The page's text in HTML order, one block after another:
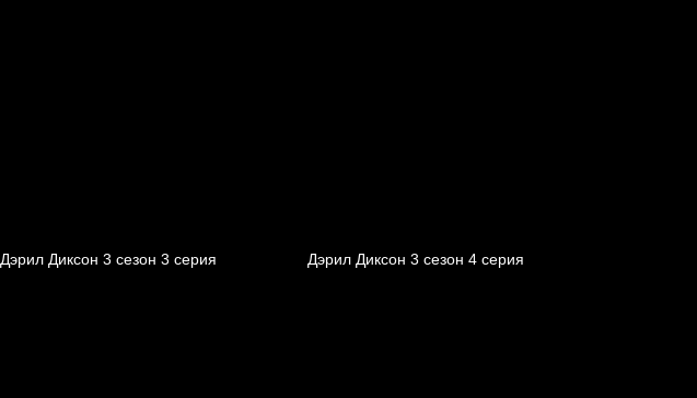
Дэрил Диксон 3 сезон 3 серия Дэрил Диксон 3 сезон 4 серия